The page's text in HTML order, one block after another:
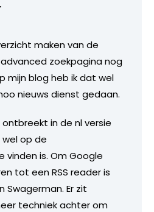
maken van de
zoekpagina nog
mijn blog heb ik dat wel
nieuws dienst gedaan.
in de nl versie
wel op de
vinden is. Om Google
tot een RSS reader is
Er zit
techniek achter om